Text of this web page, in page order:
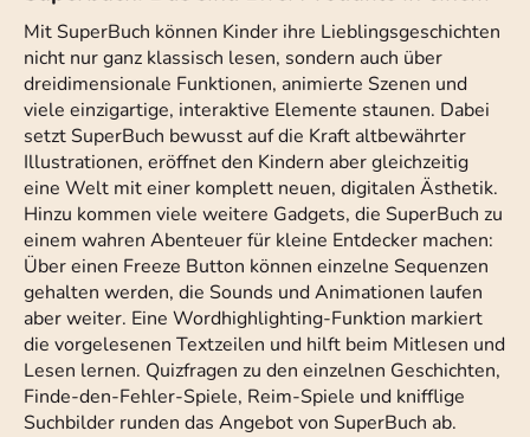
Mit SuperBuch können Kinder ihre Lieblingsgeschichten
nicht nur ganz klassisch lesen, sondern auch über
dreidimensionale Funktionen, animierte Szenen und
viele einzigartige, interaktive Elemente staunen. Dabei
setzt SuperBuch bewusst auf die Kraft altbewährter
Illustrationen, eröffnet den Kindern aber gleichzeitig
eine Welt mit einer komplett neuen, digitalen Ästhetik.
Hinzu kommen viele weitere Gadgets, die SuperBuch zu
einem wahren Abenteuer für kleine Entdecker machen:
Über einen Freeze Button können einzelne Sequenzen
gehalten werden, die Sounds und Animationen laufen
aber weiter. Eine Wordhighlighting-Funktion markiert
die vorgelesenen Textzeilen und hilft beim Mitlesen und
Lesen lernen. Quizfragen zu den einzelnen Geschichten,
Finde-den-Fehler-Spiele, Reim-Spiele und knifflige
Suchbilder runden das Angebot von SuperBuch ab.